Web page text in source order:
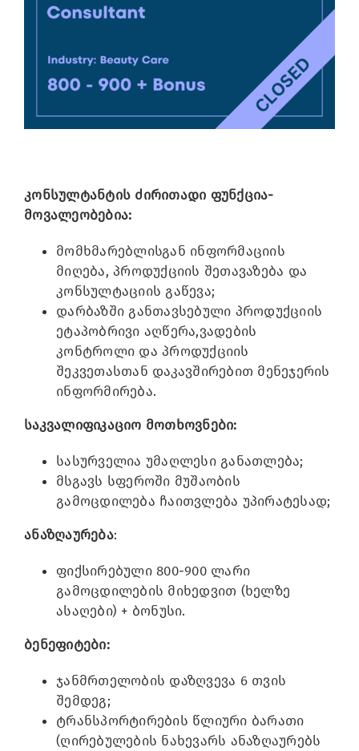
კონსულტანტის ძირითადი ფუნქცია-
მოვალეობებია:
მომხმარებლისგან ინფორმაციის
მიღება, პროდუქციის შეთავაზება და
კონსულტაციის გაწევა;
დარბაზში განთავსებული პროდუქციის
ეტაპობრივი აღწერა,ვადების
კონტროლი და პროდუქციის
შეკვეთასთან დაკავშირებით მენეჯერის
ინფორმირება.
საკვალიფიკაციო მოთხოვნები:
სასურველია უმაღლესი განათლება;
მსგავს სფეროში მუშაობის
გამოცდილება ჩაითვლება უპირატესად;
ანაზღაურება:
ფიქსირებული 800-900 ლარი
გამოცდილების მიხედვით (ხელზე
ასაღები) + ბონუსი.
ბენეფიტები:
ჯანმრთელობის დაზღვევა 6 თვის
შემდეგ;
ტრანსპორტირების წლიური ბარათი
(ღირებულების ნახევარს ანაზღაურებს